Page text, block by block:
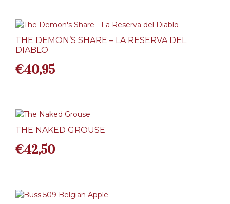
THE DEMON’S SHARE – LA RESERVA DEL
DIABLO
€40,95
THE NAKED GROUSE
€42,50